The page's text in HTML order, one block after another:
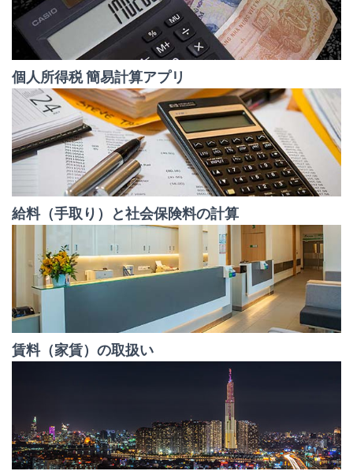
個人所得税 簡易計算アプリ
給料（手取り）と社会保険料の計算
賃料（家賃）の取扱い